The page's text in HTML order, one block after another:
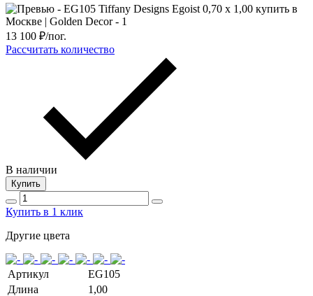
13 100 ₽/пог.
Рассчитать количество
В наличии
Купить
Купить в 1 клик
Другие цвета
Артикул
EG105
Длина
1,00